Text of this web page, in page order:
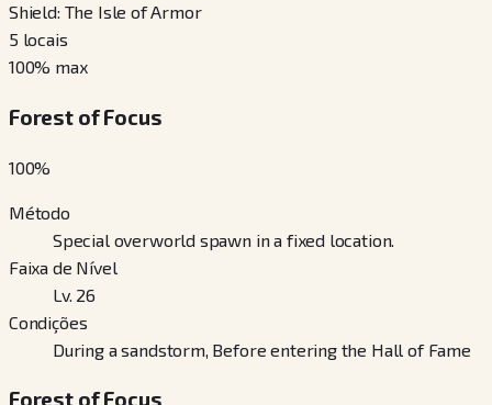
Shield: The Isle of Armor
5 locais
100% max
Forest of Focus
100%
Método
Special overworld spawn in a fixed location.
Faixa de Nível
Lv. 26
Condições
During a sandstorm, Before entering the Hall of Fame
Forest of Focus